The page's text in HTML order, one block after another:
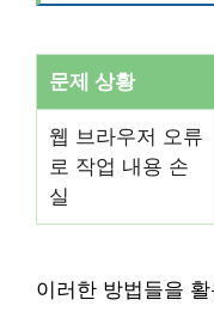
문제 상황
웹 브라우저 오류
로 작업 내용 손
실
이러한 방법들을